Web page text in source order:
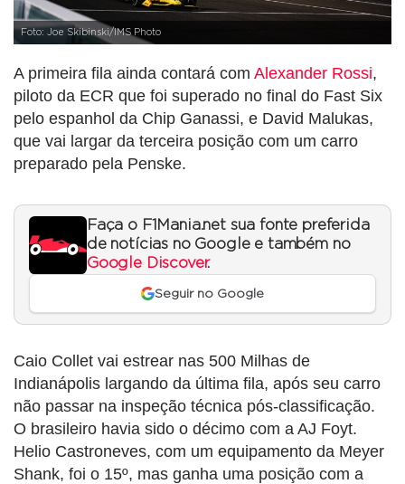
Foto: Joe Skibinski/IMS Photo
A primeira fila ainda contará com Alexander Rossi,
piloto da ECR que foi superado no final do Fast Six
pelo espanhol da Chip Ganassi, e David Malukas,
que vai largar da terceira posição com um carro
preparado pela Penske.
Faça o F1Mania.net sua fonte preferida
de notícias no Google e também no
Google Discover.
Seguir no Google
Caio Collet vai estrear nas 500 Milhas de
Indianápolis largando da última fila, após seu carro
não passar na inspeção técnica pós-classificação.
O brasileiro havia sido o décimo com a AJ Foyt.
Helio Castroneves, com um equipamento da Meyer
Shank, foi o 15º, mas ganha uma posição com a